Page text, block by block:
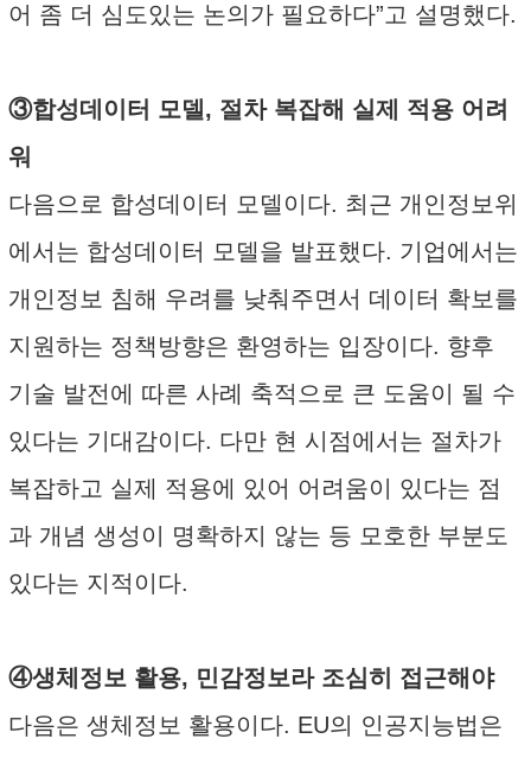
어 좀 더 심도있는 논의가 필요하다”고 설명했다.
③합성데이터 모델, 절차 복잡해 실제 적용 어려
워
다음으로 합성데이터 모델이다. 최근 개인정보위
에서는 합성데이터 모델을 발표했다. 기업에서는
개인정보 침해 우려를 낮춰주면서 데이터 확보를
지원하는 정책방향은 환영하는 입장이다. 향후
기술 발전에 따른 사례 축적으로 큰 도움이 될 수
있다는 기대감이다. 다만 현 시점에서는 절차가
복잡하고 실제 적용에 있어 어려움이 있다는 점
과 개념 생성이 명확하지 않는 등 모호한 부분도
있다는 지적이다.
④생체정보 활용, 민감정보라 조심히 접근해야
다음은 생체정보 활용이다. EU의 인공지능법은